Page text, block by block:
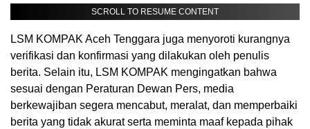
SCROLL TO RESUME CONTENT
LSM KOMPAK Aceh Tenggara juga menyoroti kurangnya
verifikasi dan konfirmasi yang dilakukan oleh penulis
berita. Selain itu, LSM KOMPAK mengingatkan bahwa
sesuai dengan Peraturan Dewan Pers, media
berkewajiban segera mencabut, meralat, dan memperbaiki
berita yang tidak akurat serta meminta maaf kepada pihak